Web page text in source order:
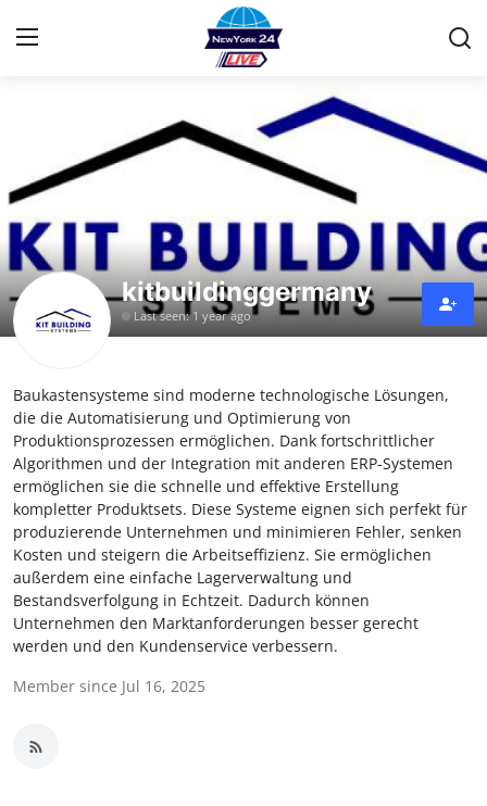
Contact
Privacy Policy
About
Submit Press Release
Guest Posting
Advertise with US
Top 10
How To
kitbuildinggermany
Last seen: 1 year ago
Baukastensysteme sind moderne technologische Lösungen,
die die Automatisierung und Optimierung von
Produktionsprozessen ermöglichen. Dank fortschrittlicher
Algorithmen und der Integration mit anderen ERP-Systemen
ermöglichen sie die schnelle und effektive Erstellung
kompletter Produktsets. Diese Systeme eignen sich perfekt für
produzierende Unternehmen und minimieren Fehler, senken
Kosten und steigern die Arbeitseffizienz. Sie ermöglichen
außerdem eine einfache Lagerverwaltung und
Bestandsverfolgung in Echtzeit. Dadurch können
Unternehmen den Marktanforderungen besser gerecht
werden und den Kundenservice verbessern.
Member since Jul 16, 2025